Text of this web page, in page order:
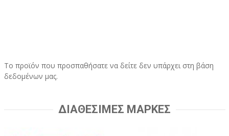
Το προϊόν που προσπαθήσατε να δείτε δεν υπάρχει στη βάση
δεδομένων μας.
ΔΙΑΘΕΣΙΜΕΣ ΜΑΡΚΕΣ